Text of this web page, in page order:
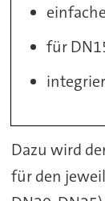
für
Dazu wird
für den